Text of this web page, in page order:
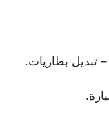
تبديل بطاريات.